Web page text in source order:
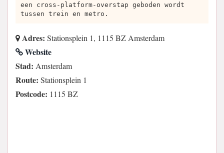
een cross-platform-overstap geboden wordt
tussen trein en metro.
Adres: Stationsplein 1, 1115 BZ Amsterdam
Website
Stad: Amsterdam
Route: Stationsplein 1
Postcode: 1115 BZ